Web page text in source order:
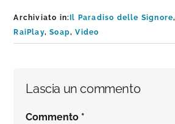
Archiviato in: Il Paradiso delle Signore,
RaiPlay,Soap,Video
Interazioni
del
Lascia un commento
Commento *